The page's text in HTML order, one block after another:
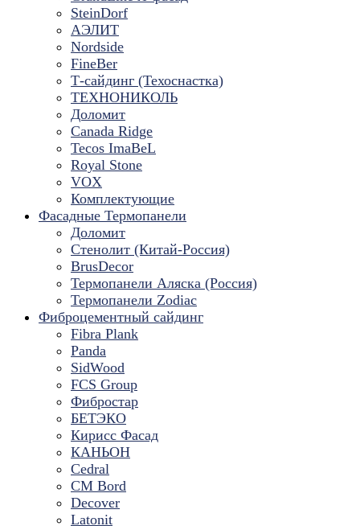
SteinDorf
АЭЛИТ
Nordside
FineBer
Т-сайдинг (Техоснастка)
ТЕХНОНИКОЛЬ
Доломит
Canada Ridge
Tecos ImaBeL
Royal Stone
VOX
Комплектующие
Фасадные Термопанели
Доломит
Стенолит (Китай-Россия)
BrusDecor
Термопанели Аляска (Россия)
Термопанели Zodiac
Фиброцементный сайдинг
Fibra Plank
Panda
SidWood
FCS Group
Фибростар
БЕТЭКО
Кирисс Фасад
КАНЬОН
Cedral
CM Bord
Decover
Latonit